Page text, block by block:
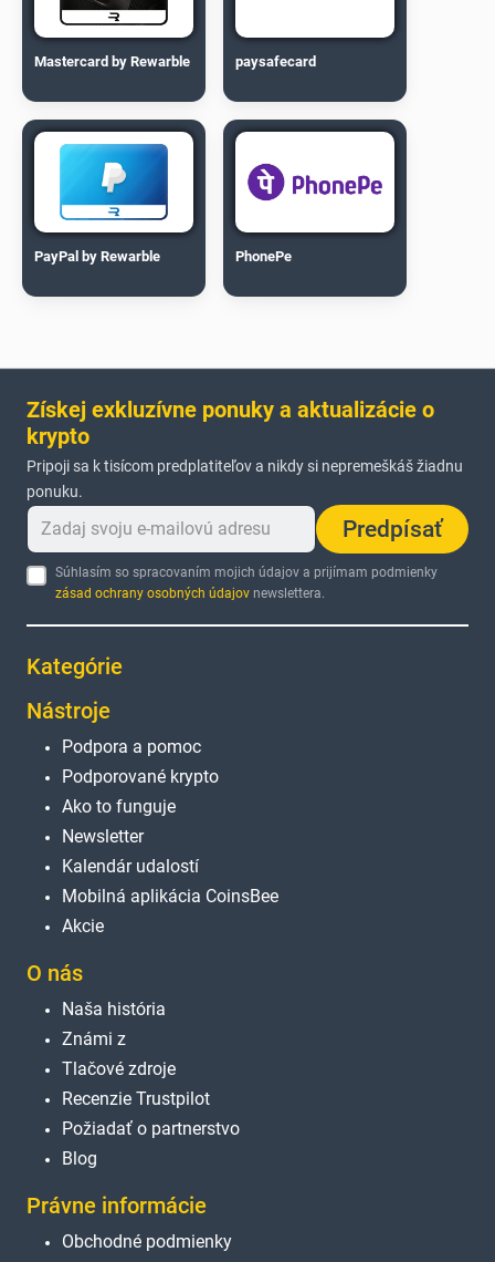
Mastercard by Rewarble paysafecard
PayPal by Rewarble PhonePe
Získej exkluzívne ponuky a aktualizácie o
krypto
Pripoji sa k tisícom predplatiteľov a nikdy si nepremeškáš žiadnu
ponuku.
Predpísať
Súhlasím so spracovaním mojich údajov a prijímam podmienky
zásad ochrany osobných údajov newslettera.
Kategórie
Nástroje
Podpora a pomoc
Podporované krypto
Ako to funguje
Newsletter
Kalendár udalostí
Mobilná aplikácia CoinsBee
Akcie
O nás
Naša história
Známi z
Tlačové zdroje
Recenzie Trustpilot
Požiadať o partnerstvo
Blog
Právne informácie
Obchodné podmienky